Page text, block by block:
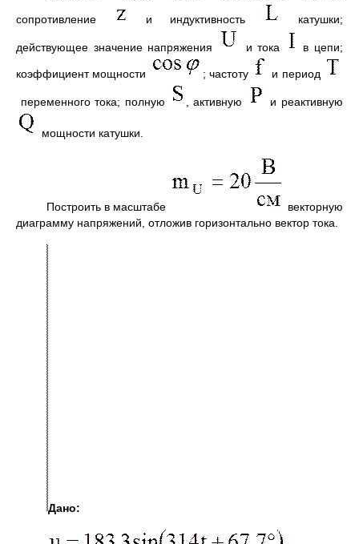
сопротивление и индуктивность катушки;
действующее значение напряжения и тока в цепи;
коэффициент мощности ; частоту и период
переменного тока; полную , активную и реактивную
мощности катушки.
Построить в масштабе
векторную
диаграмму напряжений, отложив горизонтально вектор тока.
Дано: